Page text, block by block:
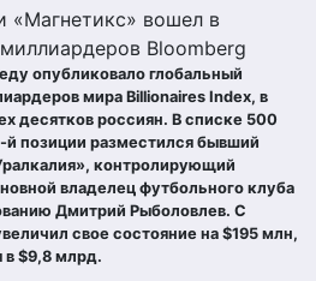
«Магнетикс» вошел в
Bloomberg
опубликовало глобальный
мира Billionaires Index, в
десятков россиян. В списке 500
позиции разместился бывший
контролирующий
владелец футбольного клуба
Дмитрий Рыболовлев. С
свое состояние на $195 млн,
в $9,8 млрд.